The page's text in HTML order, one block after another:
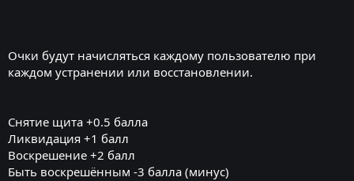
Очки будут начисляться каждому пользователю при
каждом устранении или восстановлении.
Снятие щита +0.5 балла
Ликвидация +1 балл
Воскрешение +2 балл
Быть воскрешённым -3 балла (минус)